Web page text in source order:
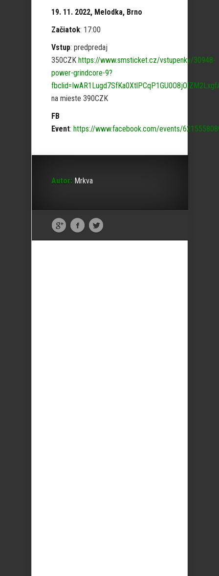
19. 11. 2022, Melodka, Brno
Začiatok: 17:00
Vstup: predpredaj
350CZK https://www.smsticket.cz/vstupenky/30948-
power-grindcore-9?
na mieste 390CZK
FB
Event: https://www.facebook.com/events/
Autor: Mrkva